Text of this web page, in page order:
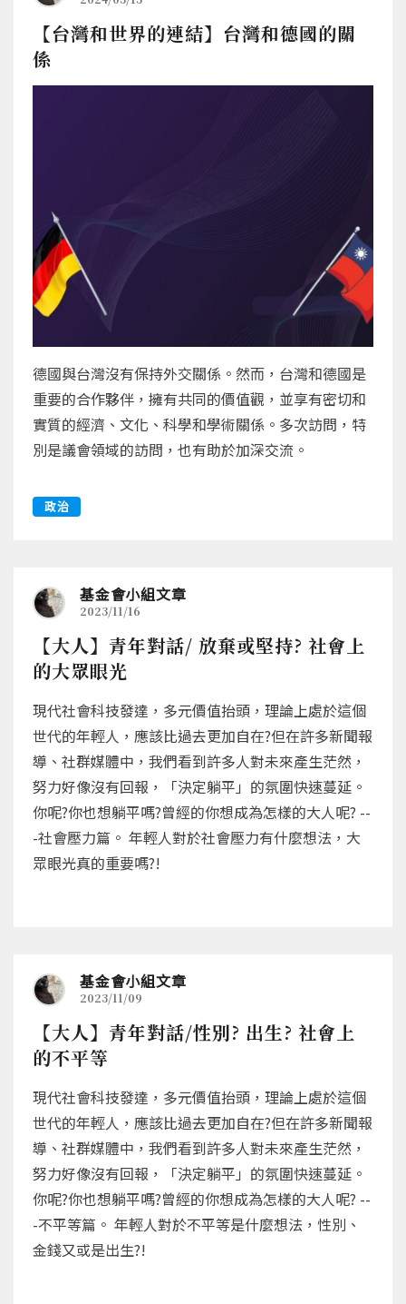
【台灣和世界的連結】台灣和德國的關
係
德國與台灣沒有保持外交關係。然而，台灣和德國是
重要的合作夥伴，擁有共同的價值觀，並享有密切和
實質的經濟、文化、科學和學術關係。多次訪問，特
別是議會領域的訪問，也有助於加深交流。
政治
基金會小組文章
2023/11/16
【大人】青年對話/ 放棄或堅持? 社會上
的大眾眼光
現代社會科技發達，多元價值抬頭，理論上處於這個
世代的年輕人，應該比過去更加自在?但在許多新聞報
導、社群媒體中，我們看到許多人對未來產生茫然，
努力好像沒有回報，「決定躺平」的氛圍快速蔓延。
你呢?你也想躺平嗎?曾經的你想成為怎樣的大人呢? --
-社會壓力篇。 年輕人對於社會壓力有什麼想法，大
眾眼光真的重要嗎?!
基金會小組文章
2023/11/09
【大人】青年對話/性別? 出生? 社會上
的不平等
現代社會科技發達，多元價值抬頭，理論上處於這個
世代的年輕人，應該比過去更加自在?但在許多新聞報
導、社群媒體中，我們看到許多人對未來產生茫然，
努力好像沒有回報，「決定躺平」的氛圍快速蔓延。
你呢?你也想躺平嗎?曾經的你想成為怎樣的大人呢? --
-不平等篇。 年輕人對於不平等是什麼想法，性別、
金錢又或是出生?!